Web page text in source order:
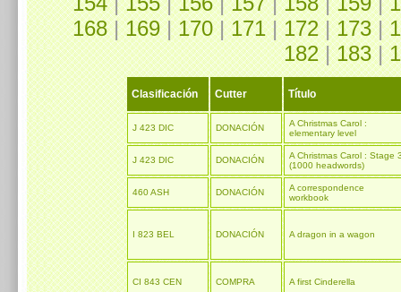
168|169|170|171|172|173|
182|183|
Clasificación Cutter Título
J 423 DIC DONACIÓN
A Christmas Carol :
elementary level
J 423 DIC DONACIÓN
A Christmas Carol : Stage
(1000 headwords)
460 ASH DONACIÓN
A correspondence
workbook
I 823 BEL DONACIÓN A dragon in a wagon
CI 843 CEN COMPRA A first Cinderella